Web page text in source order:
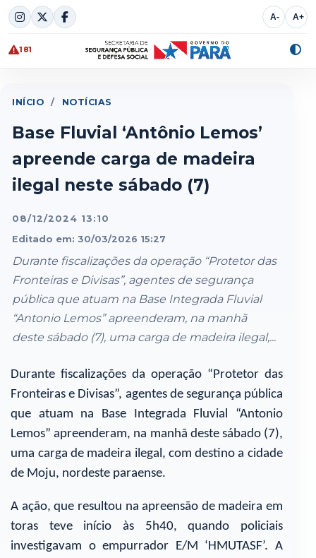
Skip
to
content
A- A+
181
INÍCIO / NOTÍCIAS
Base Fluvial ‘Antônio Lemos’
apreende carga de madeira
ilegal neste sábado (7)
08/12/2024 13:10
Editado em: 30/03/2026 15:27
Durante fiscalizações da operação “Protetor das
Fronteiras e Divisas”, agentes de segurança
pública que atuam na Base Integrada Fluvial
“Antonio Lemos” apreenderam, na manhã
deste sábado (7), uma carga de madeira ilegal,...
Durante fiscalizações da operação “Protetor das
Fronteiras e Divisas”, agentes de segurança pública
que atuam na Base Integrada Fluvial “Antonio
Lemos” apreenderam, na manhã deste sábado (7),
uma carga de madeira ilegal, com destino a cidade
de Moju, nordeste paraense.
A ação, que resultou na apreensão de madeira em
toras teve início às 5h40, quando policiais
investigavam o empurrador E/M ‘HMUTASF’. A